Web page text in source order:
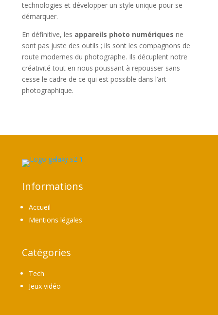
technologies et développer un style unique pour se
démarquer.
En définitive, les appareils photo numériques ne
sont pas juste des outils ; ils sont les compagnons de
route modernes du photographe. Ils décuplent notre
créativité tout en nous poussant à repousser sans
cesse le cadre de ce qui est possible dans l’art
photographique.
Informations
Accueil
Mentions légales
Catégories
Tech
Jeux vidéo